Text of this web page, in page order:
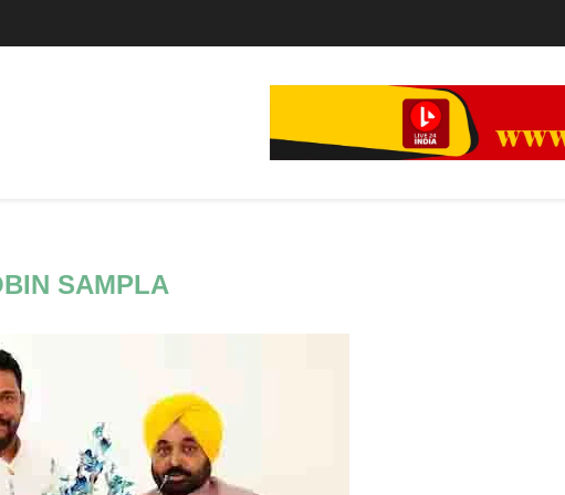
SAMPLA